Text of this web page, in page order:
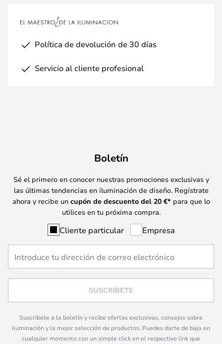
Política de devolución de 30 días
Servicio al cliente profesional
Boletín
Sé el primero en conocer nuestras promociones exclusivas y
las últimas tendencias en iluminación de diseño. Regístrate
ahora y recibe un cupón de descuento del 20 €* para que lo
utilices en tu próxima compra.
Cliente particular Empresa
SUSCRÍBETE
Suscríbete a la boletín y recibe ofertas exclusivas, consejos sobre
iluminación y la mejor selección de productos. Puedes darte de baja en
cualquier momento con un simple click en el respectivo link que